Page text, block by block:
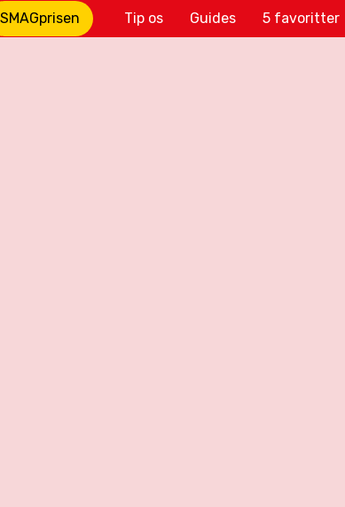
SMAGprisen Tip os Guides 5 favoritter